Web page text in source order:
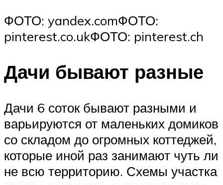
ФОТО: yandex.comФОТО:
pinterest.co.ukФОТО: pinterest.ch
Дачи бывают разные
Дачи 6 соток бывают разными и
варьируются от маленьких домиков
со складом до огромных коттеджей,
которые иной раз занимают чуть ли
не всю территорию. Схемы участка